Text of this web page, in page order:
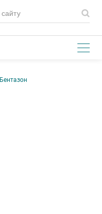
Бентазон